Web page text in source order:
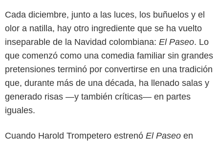
Cada diciembre, junto a las luces, los buñuelos y el
olor a natilla, hay otro ingrediente que se ha vuelto
inseparable de la Navidad colombiana: El Paseo. Lo
que comenzó como una comedia familiar sin grandes
pretensiones terminó por convertirse en una tradición
que, durante más de una década, ha llenado salas y
generado risas —y también críticas— en partes
iguales.
Cuando Harold Trompetero estrenó El Paseo en